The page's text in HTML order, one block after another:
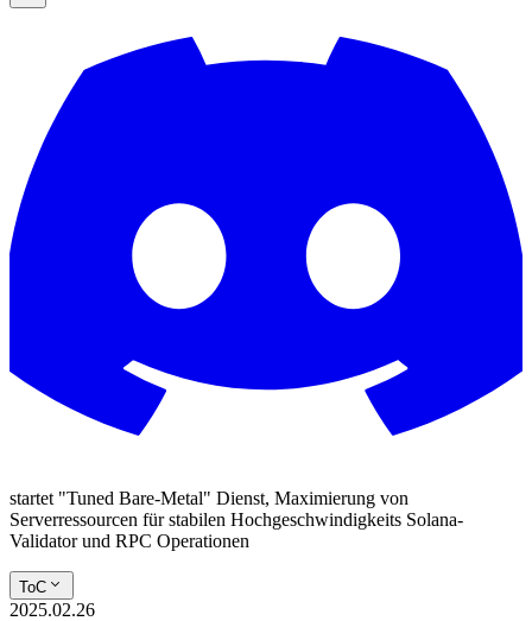
startet "Tuned Bare-Metal" Dienst, Maximierung von
Serverressourcen für stabilen Hochgeschwindigkeits Solana-
Validator und RPC Operationen
ToC
2025.02.26